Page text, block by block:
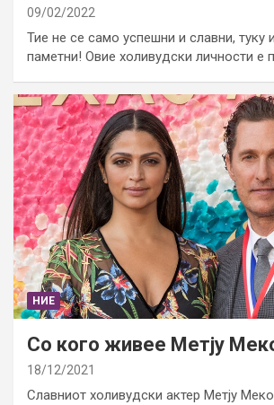
09/02/2022
Тие не се само успешни и славни, туку
паметни! Овие холивудски личности е
НИЕ
Со кого живее Метју
18/12/2021
Славниот холивудски актер Метју